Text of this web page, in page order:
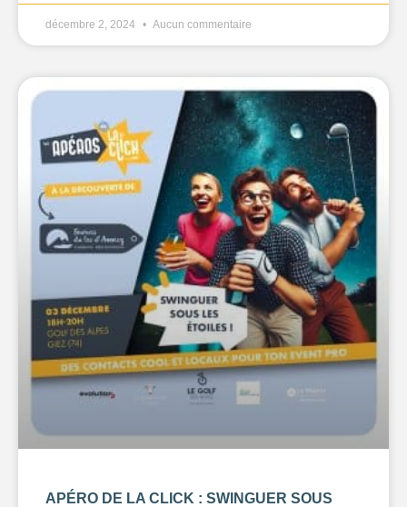
décembre 2, 2024 Aucun commentaire
APÉRO DE LA CLICK : SWINGUER SOUS